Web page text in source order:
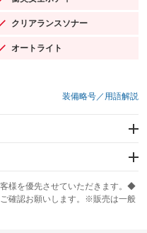
：装備あり
クリアランスソナー
：装備あり
オートライト
：装備あり
装備略号／用語解説
ABS
様を優先させていただきます。◆
確認お願いします。※販売は一般